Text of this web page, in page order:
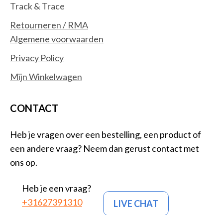
Track & Trace
Retourneren / RMA
Algemene voorwaarden
Privacy Policy
Mijn Winkelwagen
CONTACT
Heb je vragen over een bestelling, een product of
een andere vraag? Neem dan gerust contact met
ons op.
Heb je een vraag?
+31627391310
LIVE CHAT